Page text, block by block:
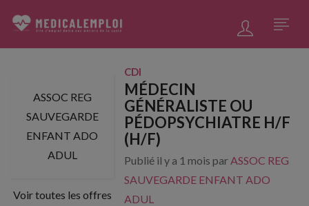
ASSOC REG
SAUVEGARDE
ENFANT ADO
ADUL
Voir toutes les offres
CDI
MÉDECIN
GÉNÉRALISTE OU
PÉDOPSYCHIATRE H/F
(H/F)
Publié il y a 1 mois parASSOC REG
SAUVEGARDE ENFANT ADO
ADUL